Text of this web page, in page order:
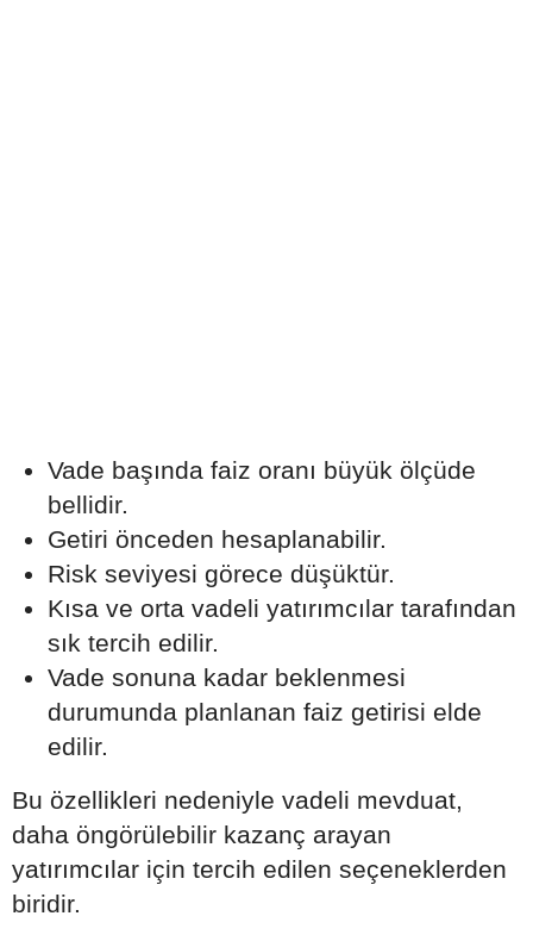
Vade başında faiz oranı büyük ölçüde
bellidir.
Getiri önceden hesaplanabilir.
Risk seviyesi görece düşüktür.
Kısa ve orta vadeli yatırımcılar tarafından
sık tercih edilir.
Vade sonuna kadar beklenmesi
durumunda planlanan faiz getirisi elde
edilir.
Bu özellikleri nedeniyle vadeli mevduat,
daha öngörülebilir kazanç arayan
yatırımcılar için tercih edilen seçeneklerden
biridir.